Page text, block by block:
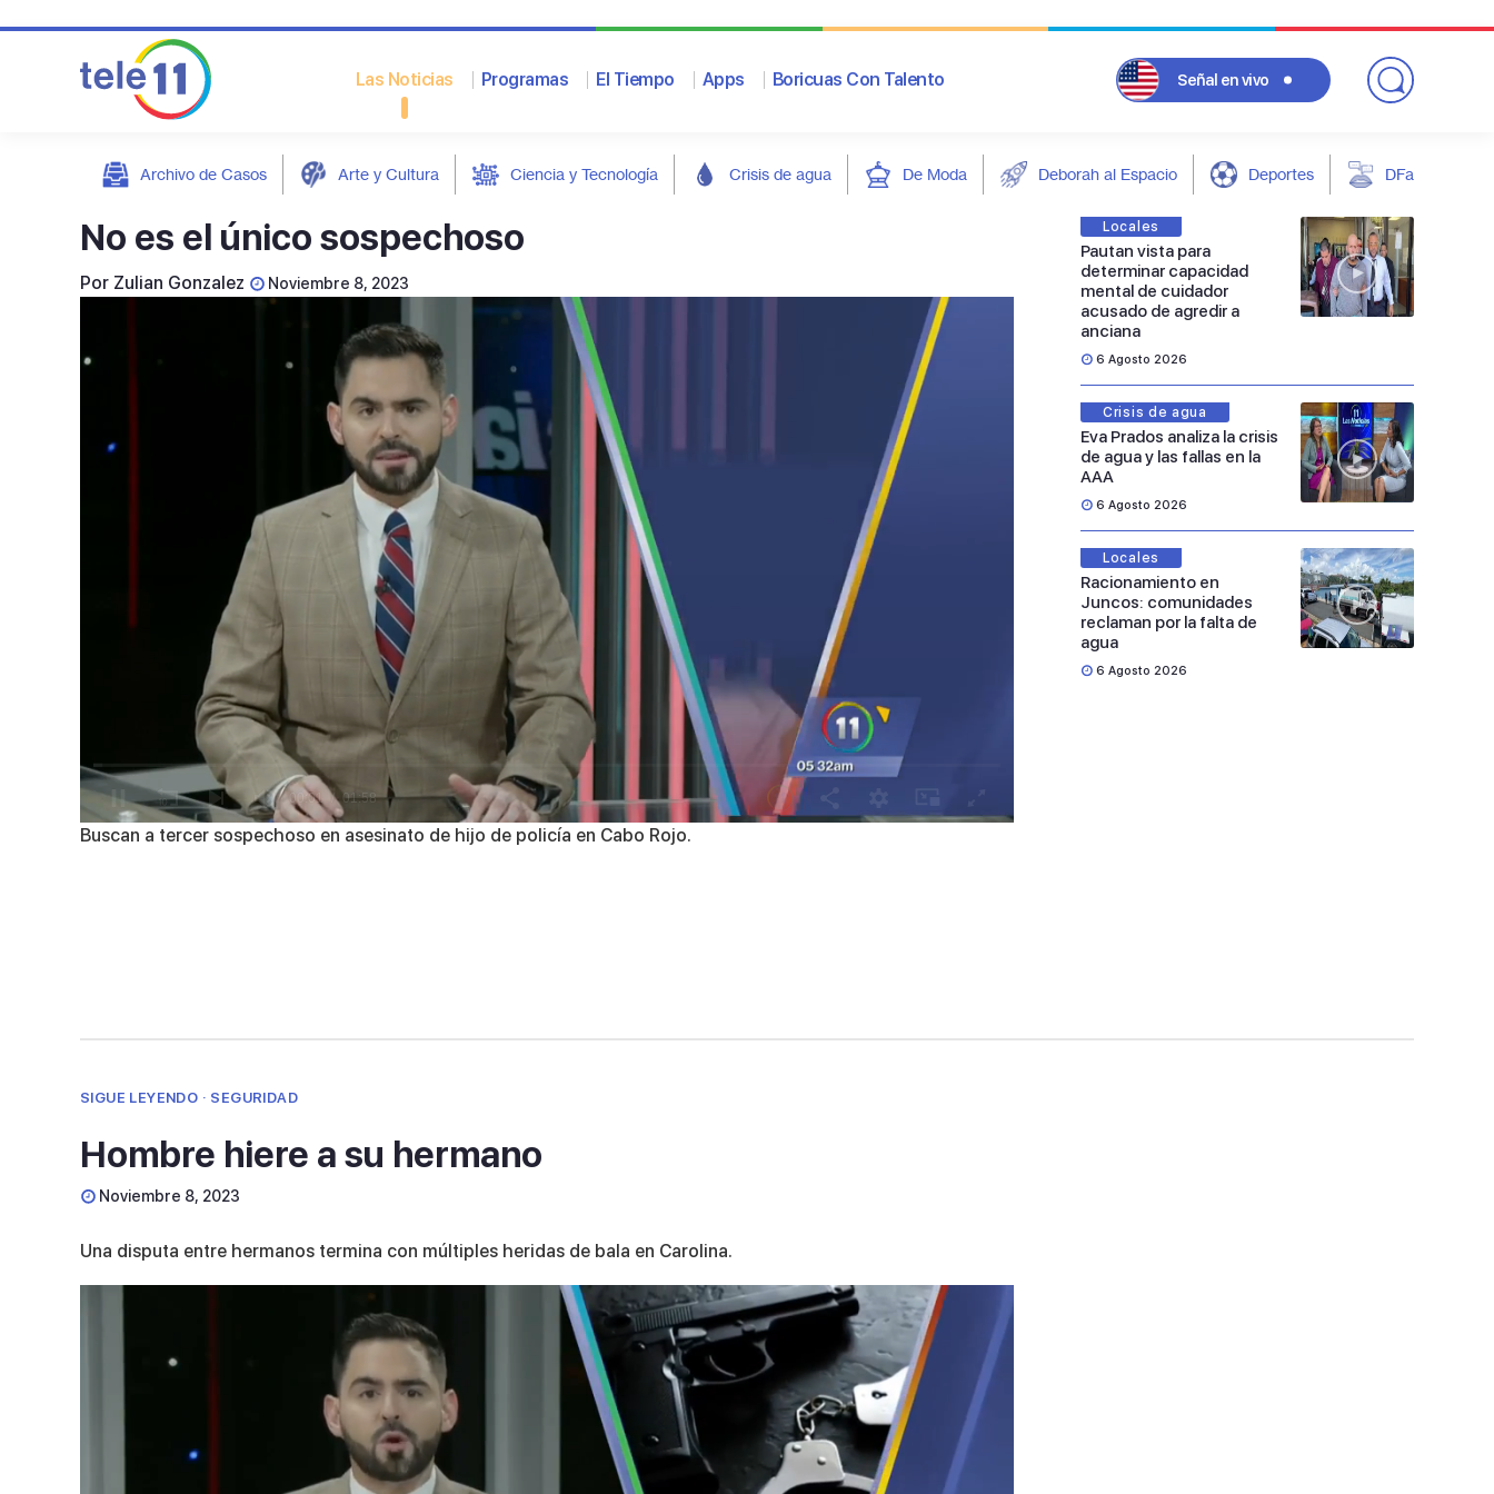
Las Noticias Programas El Tiempo Apps Boricuas Con Talento Señal en vivo
Archivo de Casos Arte y Cultura Ciencia y Tecnología Crisis de agua De Moda Deborah al Espacio Deportes DFarándula
No es el único sospechoso
Por Zulian Gonzalez Noviembre 8, 2023
0
of
Buscan a tercer sospechoso en asesinato de hijo de policía en Cabo Rojo.
Locales
Pautan vista para
determinar capacidad
mental de cuidador
acusado de agredir a
anciana
6 Agosto 2026
Crisis de agua
Eva Prados analiza la crisis
de agua y las fallas en la
AAA
6 Agosto 2026
Locales
Racionamiento en
Juncos: comunidades
reclaman por la falta de
agua
6 Agosto 2026
SIGUE LEYENDO · SEGURIDAD
Hombre hiere a su hermano
Noviembre 8, 2023
Una disputa entre hermanos termina con múltiples heridas de bala en Carolina.